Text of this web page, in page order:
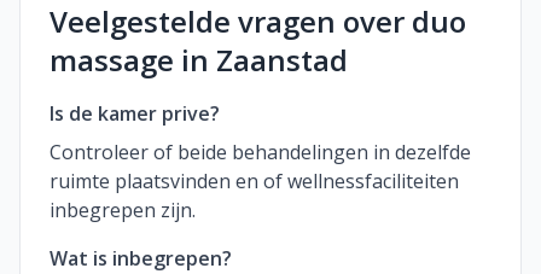
Veelgestelde vragen over duo
massage in Zaanstad
Is de kamer prive?
Controleer of beide behandelingen in dezelfde
ruimte plaatsvinden en of wellnessfaciliteiten
inbegrepen zijn.
Wat is inbegrepen?